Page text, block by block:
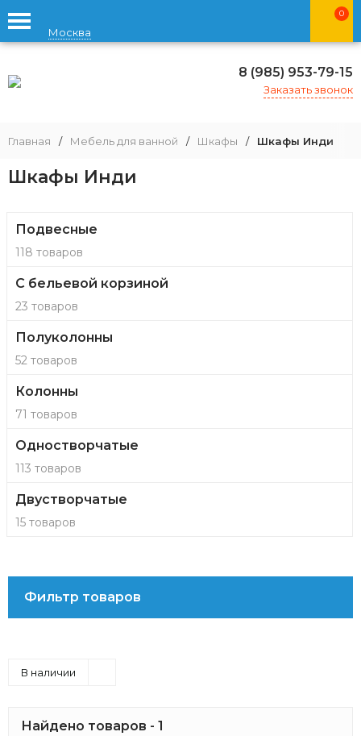
Москва
0
8 (985) 953-79-15
Заказать звонок
Главная / Мебель для ванной / Шкафы / Шкафы Инди
Шкафы Инди
Подвесные
118 товаров
С бельевой корзиной
23 товаров
Полуколонны
52 товаров
Колонны
71 товаров
Одностворчатые
113 товаров
Двустворчатые
15 товаров
Фильтр товаров
В наличии
Найдено товаров - 1